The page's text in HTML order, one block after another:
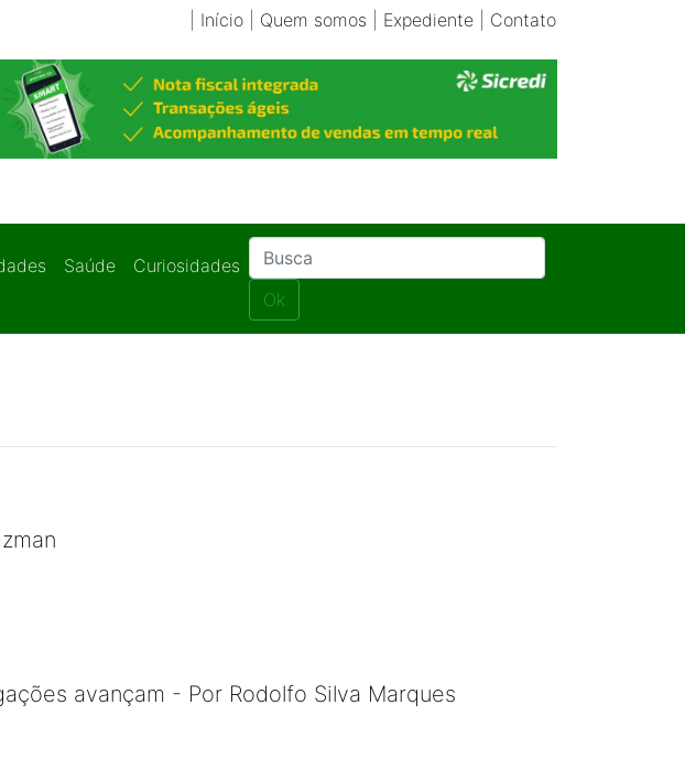
Início| Quem somos Expediente| Contato
Saúde
Curiosidades
Ok
avançam - Por Rodolfo Silva Marques